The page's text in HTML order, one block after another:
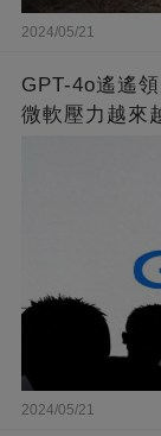
2024/05/21
GPT-4o遙遙
微軟壓力越來
2024/05/21